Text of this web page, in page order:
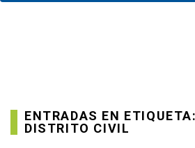
ENTRADAS EN
DISTRITO CIVIL